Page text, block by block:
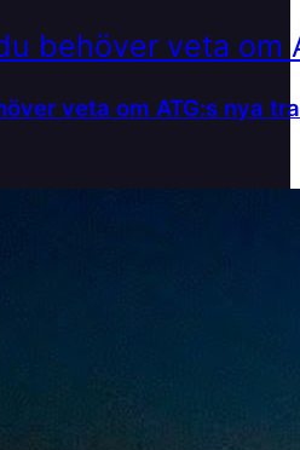
veta om ATG:s nya